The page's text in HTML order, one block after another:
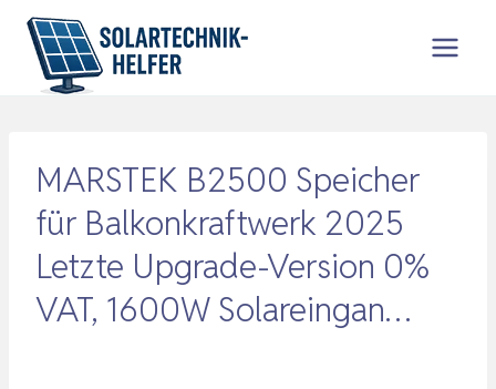
Zum
Inhalt
springen
MARSTEK B2500 Speicher
für Balkonkraftwerk 2025
Letzte Upgrade-Version 0%
VAT, 1600W Solareingan…